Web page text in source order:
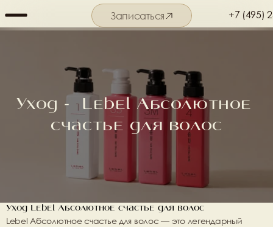
Записаться +7 (495)
Уход -  Lebel Абсолютное
счастье для волос
Уход Lebel Абсолютное счастье для волос
Lebel Абсолютное счастье для волос — это легендарный